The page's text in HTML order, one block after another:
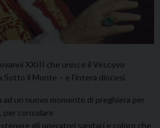
XXIII che unisce il Vescovo
Sotto il Monte – e l’intera diocesi.
ad un nuovo momento di preghiera per
per consolare
gli operatori sanitari e coloro che